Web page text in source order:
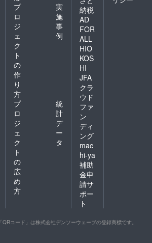
プ
ロ
ジ
ェ
ク
ト
の
作
り
方
実
施
事
例
プ
ロ
ジ
ェ
ク
ト
の
広
め
方
統
計
デ
ー
タ
納税
AD
FOR
ALL
HIO
KOS
HI
JFA
クラ
ウド
ファ
ン
ディ
ング
mac
hi-ya
補助
金申
請サ
ポー
ト
「QRコード」は株式会社デンソーウェーブの登録商標です。